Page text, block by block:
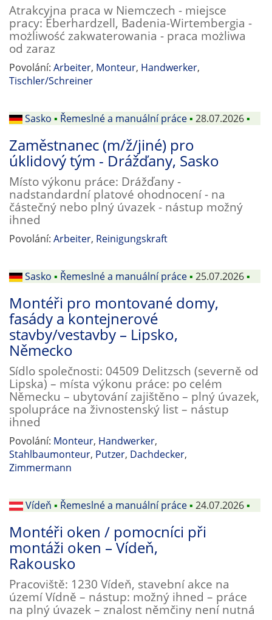
Atrakcyjna praca w Niemczech - miejsce
pracy: Eberhardzell, Badenia-Wirtembergia -
możliwość zakwaterowania - praca możliwa
od zaraz
Povolání: Arbeiter, Monteur, Handwerker,
Tischler/Schreiner
Sasko ▪ Řemeslné a manuální práce▪ 28.07.2026▪
Zaměstnanec (m/ž/jiné) pro
úklidový tým - Drážďany, Sasko
Místo výkonu práce: Drážďany -
nadstandardní platové ohodnocení - na
částečný nebo plný úvazek - nástup možný
ihned
Povolání: Arbeiter, Reinigungskraft
Sasko ▪ Řemeslné a manuální práce▪ 25.07.2026▪
Montéři pro montované domy,
fasády a kontejnerové
stavby/vestavby – Lipsko,
Německo
Sídlo společnosti: 04509 Delitzsch (severně od
Lipska) – místa výkonu práce: po celém
Německu – ubytování zajištěno – plný úvazek,
spolupráce na živnostenský list – nástup
ihned
Povolání: Monteur, Handwerker,
Stahlbaumonteur, Putzer, Dachdecker,
Zimmermann
Vídeň ▪ Řemeslné a manuální práce▪ 24.07.2026▪
Montéři oken / pomocníci při
montáži oken – Vídeň,
Rakousko
Pracoviště: 1230 Vídeň, stavební akce na
území Vídně – nástup: možný ihned – práce
na plný úvazek – znalost němčiny není nutná